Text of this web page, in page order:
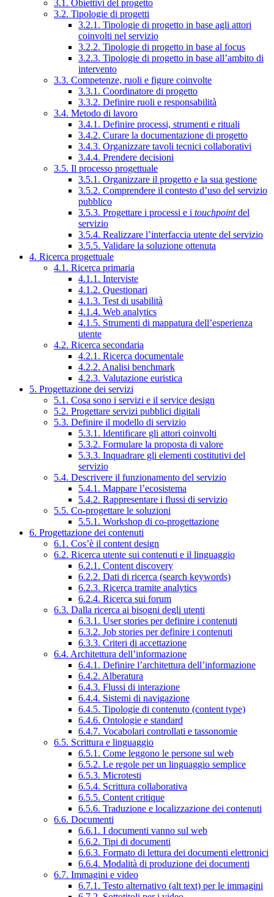
3.1. Obiettivi del progetto
3.2. Tipologie di progetti
3.2.1. Tipologie di progetto in base agli attori
coinvolti nel servizio
3.2.2. Tipologie di progetto in base al focus
3.2.3. Tipologie di progetto in base all’ambito di
intervento
3.3. Competenze, ruoli e figure coinvolte
3.3.1. Coordinatore di progetto
3.3.2. Definire ruoli e responsabilità
3.4. Metodo di lavoro
3.4.1. Definire processi, strumenti e rituali
3.4.2. Curare la documentazione di progetto
3.4.3. Organizzare tavoli tecnici collaborativi
3.4.4. Prendere decisioni
3.5. Il processo progettuale
3.5.1. Organizzare il progetto e la sua gestione
3.5.2. Comprendere il contesto d’uso del servizio
pubblico
3.5.3. Progettare i processi e i touchpointdel
servizio
3.5.4. Realizzare l’interfaccia utente del servizio
3.5.5. Validare la soluzione ottenuta
4. Ricerca progettuale
4.1. Ricerca primaria
4.1.1. Interviste
4.1.2. Questionari
4.1.3. Test di usabilità
4.1.4. Web analytics
4.1.5. Strumenti di mappatura dell’esperienza
utente
4.2. Ricerca secondaria
4.2.1. Ricerca documentale
4.2.2. Analisi benchmark
4.2.3. Valutazione euristica
5. Progettazione dei servizi
5.1. Cosa sono i servizi e il service design
5.2. Progettare servizi pubblici digitali
5.3. Definire il modello di servizio
5.3.1. Identificare gli attori coinvolti
5.3.2. Formulare la proposta di valore
5.3.3. Inquadrare gli elementi costitutivi del
servizio
5.4. Descrivere il funzionamento del servizio
5.4.1. Mappare l’ecosistema
5.4.2. Rappresentare i flussi di servizio
5.5. Co-progettare le soluzioni
5.5.1. Workshop di co-progettazione
6. Progettazione dei contenuti
6.1. Cos’è il content design
6.2. Ricerca utente sui contenuti e il linguaggio
6.2.1. Content discovery
6.2.2. Dati di ricerca (search keywords)
6.2.3. Ricerca tramite analytics
6.2.4. Ricerca sui forum
6.3. Dalla ricerca ai bisogni degli utenti
6.3.1. User stories per definire i contenuti
6.3.2. Job stories per definire i contenuti
6.3.3. Criteri di accettazione
6.4. Architettura dell’informazione
6.4.1. Definire l’architettura dell’informazione
6.4.2. Alberatura
6.4.3. Flussi di interazione
6.4.4. Sistemi di navigazione
6.4.5. Tipologie di contenuto (content type)
6.4.6. Ontologie e standard
6.4.7. Vocabolari controllati e tassonomie
6.5. Scrittura e linguaggio
6.5.1. Come leggono le persone sul web
6.5.2. Le regole per un linguaggio semplice
6.5.3. Microtesti
6.5.4. Scrittura collaborativa
6.5.5. Content critique
6.5.6. Traduzione e localizzazione dei contenuti
6.6. Documenti
6.6.1. I documenti vanno sul web
6.6.2. Tipi di documenti
6.6.3. Formato di lettura dei documenti elettronici
6.6.4. Modalità di produzione dei documenti
6.7. Immagini e video
6.7.1. Testo alternativo (alt text) per le immagini